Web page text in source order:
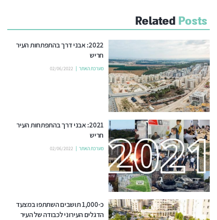
Related Posts
2022: אבני דרך בהתפתחות העיר
חריש
מערכת האתר 02/06/2022
2021: אבני דרך בהתפתחות העיר
חריש
מערכת האתר 02/06/2022
כ-1,000 תושבים השתתפו במצעד
הדגלים העירוני לכבודה של העיר